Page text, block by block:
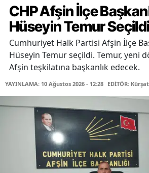
CHP Afşin İlçe
Hüseyin Temur Seçildi
Cumhuriyet Halk Partisi Afşin İlçe
Hüseyin Temur seçildi. Temur, yeni
Afşin teşkilatına başkanlık edecek.
YAYINLAMA: 10 Ağustos 2026 - 12:28 EDİTÖR: